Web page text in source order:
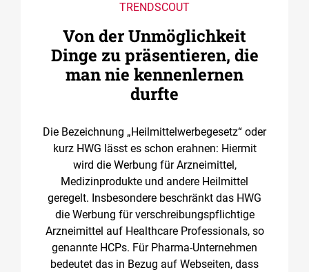
TRENDSCOUT
Von der Unmöglichkeit
Dinge zu präsentieren, die
man nie kennenlernen
durfte
Die Bezeichnung „Heilmittelwerbegesetz“ oder
kurz HWG lässt es schon erahnen: Hiermit
wird die Werbung für Arzneimittel,
Medizinprodukte und andere Heilmittel
geregelt. Insbesondere beschränkt das HWG
die Werbung für verschreibungspflichtige
Arzneimittel auf Healthcare Professionals, so
genannte HCPs. Für Pharma-Unternehmen
bedeutet das in Bezug auf Webseiten, dass